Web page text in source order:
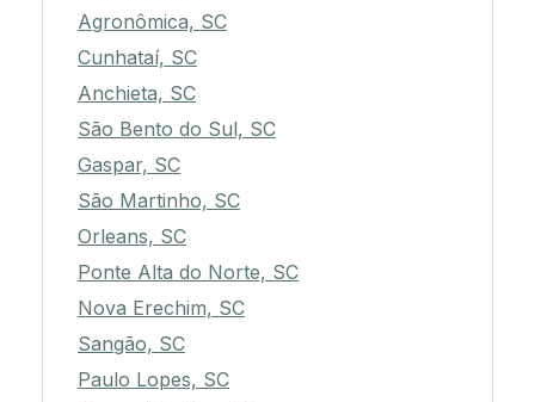
Agronômica, SC
Cunhataí, SC
Anchieta, SC
São Bento do Sul, SC
Gaspar, SC
São Martinho, SC
Orleans, SC
Ponte Alta do Norte, SC
Nova Erechim, SC
Sangão, SC
Paulo Lopes, SC